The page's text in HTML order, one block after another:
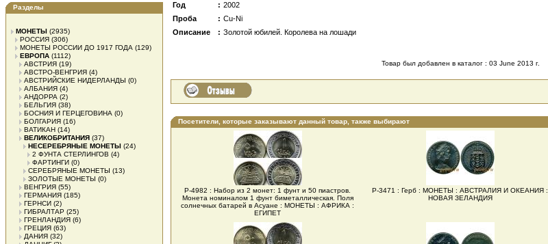
Разделы
МОНЕТЫ (2935)
РОССИЯ (306)
МОНЕТЫ РОССИИ ДО 1917 ГОДА (129)
ЕВРОПА (1112)
АВСТРИЯ (19)
АВСТРО-ВЕНГРИЯ (4)
АВСТРИЙСКИЕ НИДЕРЛАНДЫ (0)
АЛБАНИЯ (4)
АНДОРРА (2)
БЕЛЬГИЯ (38)
БОСНИЯ И ГЕРЦЕГОВИНА (0)
БОЛГАРИЯ (16)
ВАТИКАН (14)
ВЕЛИКОБРИТАНИЯ (37)
НЕСЕРЕБРЯНЫЕ МОНЕТЫ (24)
2 ФУНТА СТЕРЛИНГОВ (4)
ФАРТИНГИ (0)
СЕРЕБРЯНЫЕ МОНЕТЫ (13)
ЗОЛОТЫЕ МОНЕТЫ (0)
ВЕНГРИЯ (55)
ГЕРМАНИЯ (185)
ГЕРНСИ (2)
ГИБРАЛТАР (25)
ГРЕНЛАНДИЯ (6)
ГРЕЦИЯ (63)
ДАНИЯ (32)
Год
: 2002
Проба
: Cu-Ni
Описание
: Золотой юбилей. Королева на лошади
Товар был добавлен в каталог : 03 June 2013 г.
Посетители, которые заказывают данный товар, также выбирают
Р-4982 : Набор из 2 монет: 1 фунт и 50 пиастров.
Монета номиналом 1 фунт биметаллическая. Поля
солнечных батарей в Асуане : МОНЕТЫ : АФРИКА :
ЕГИПЕТ
Р-3471 : Герб : МОНЕТЫ : АВСТРАЛИЯ И ОКЕАНИЯ :
НОВАЯ ЗЕЛАНДИЯ